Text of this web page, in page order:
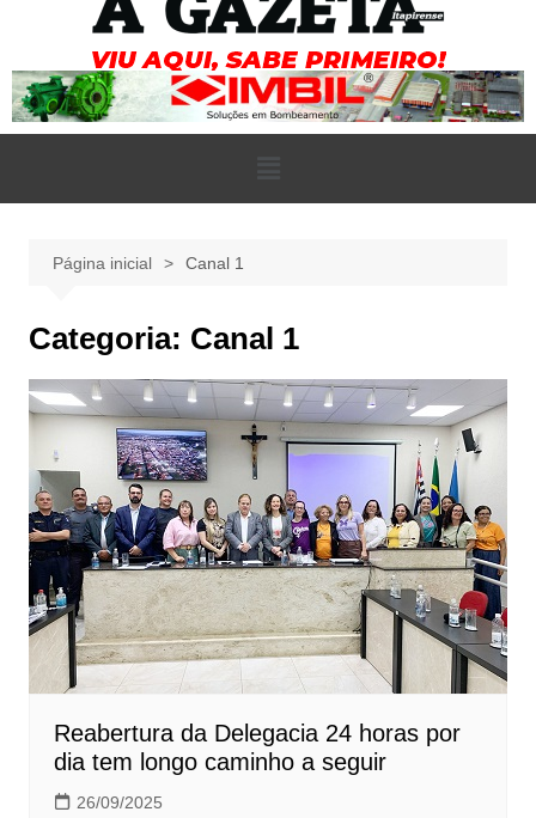
Página inicial Canal 1
Categoria: Canal 1
Reabertura da Delegacia 24 horas por
dia tem longo caminho a seguir
26/09/2025